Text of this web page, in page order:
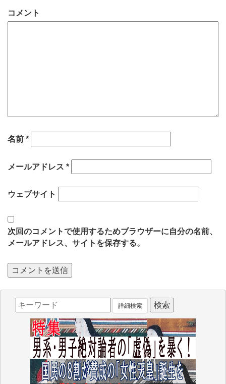
コメント
名前 *
メールアドレス *
ウェブサイト
次回のコメントで使用するためブラウザーに自分の名前、
メールアドレス、サイトを保存する。
詳細検索